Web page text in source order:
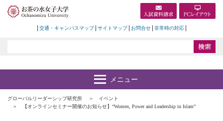
交通・キャンパスマップ サイトマップ お問合せ 非常時の対応
グローバルリーダーシップ研究所
イベント
【オンラインセミナー開催のお知らせ】“Women, Power and Leadership in Islam”